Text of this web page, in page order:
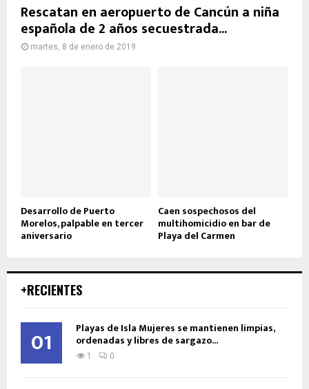
Rescatan en aeropuerto de Cancún a niña
española de 2 años secuestrada...
martes, 8 de enero de 2019
Desarrollo de Puerto
Morelos, palpable en tercer
aniversario
Caen sospechosos del
multihomicidio en bar de
Playa del Carmen
+RECIENTES
01 Playas de Isla Mujeres se mantienen limpias,
ordenadas y libres de sargazo...
1 0